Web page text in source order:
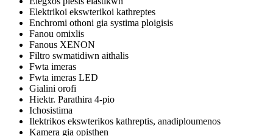
Elektrikoi ekswterikoi kathreptes
Enchromi othoni gia systima ploigisis
Fanou omixlis
Fanous XENON
Filtro swmatidiwn aithalis
Fwta imeras
Fwta imeras LED
Gialini orofi
Hiektr. Parathira 4-pio
Ichosistima
Ilektrikos ekswterikos kathreptis, anadiploumenos
Kamera gia opisthen